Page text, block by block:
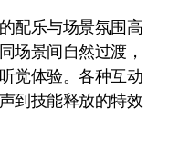
配乐与场景氛围高
场景间自然过渡，
觉体验。各种互动
到技能释放的特效